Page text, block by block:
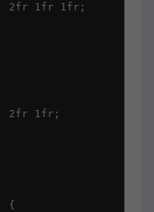
2fr 1fr 1fr;
2fr 1fr;
{